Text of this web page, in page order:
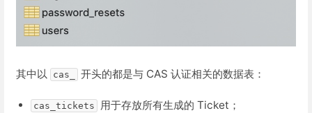
其中以 cas_ 开头的都是与 CAS 认证相关的数据表：
cas_tickets 用于存放所有生成的 Ticket；